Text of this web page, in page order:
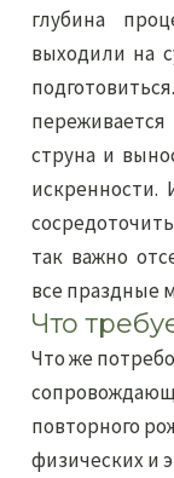
глубина
выходили на
струна и
искренности.
так важно
все праздные
Что
Что же
повторного
физических и